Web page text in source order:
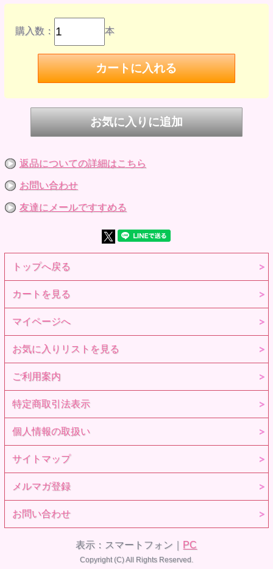
購入数： 本
返品についての詳細はこちら
お問い合わせ
友達にメールですすめる
トップへ戻る
カートを見る
マイページへ
お気に入りリストを見る
ご利用案内
特定商取引法表示
個人情報の取扱い
サイトマップ
メルマガ登録
お問い合わせ
表示：スマートフォン｜ PC
Copyright (C) All Rights Reserved.